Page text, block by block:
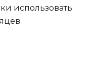
использовать